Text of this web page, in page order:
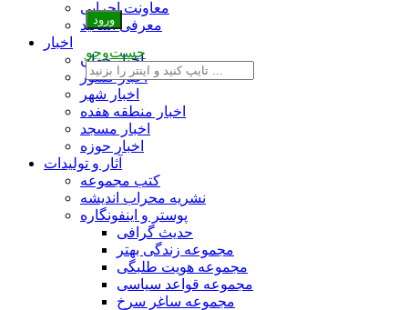
معاونت اجرایی
معرفی اساتید
اخبار
اخبار جهان
اخبار کشور
اخبار شهر
اخبار منطقه هفده
اخبار مسجد
اخبار حوزه
آثار و تولیدات
کتب مجموعه
نشریه محراب اندیشه
پوستر و اینفونگاره
حدیث گرافی
مجموعه زندگی بهتر
مجموعه هویت طلبگی
مجموعه قواعد سیاسی
مجموعه ساغر سرخ
جست‌وجو